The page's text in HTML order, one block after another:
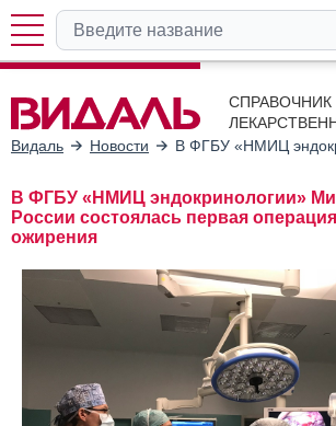
СПРАВОЧНИК
Видаль
Новости В ФГБУ «НМИЦ
В ФГБУ «НМИЦ эндокринологии»
России состоялась первая
ожирения